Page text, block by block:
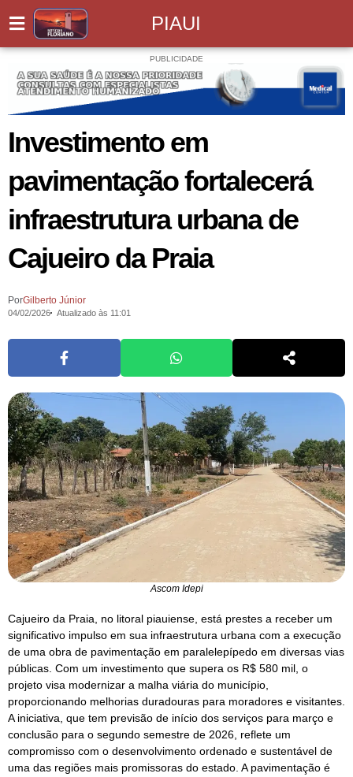
PIAUI
PUBLICIDADE
Investimento em
pavimentação fortalecerá
infraestrutura urbana de
Cajueiro da Praia
PorGilberto Júnior
04/02/2026 Atualizado às 11:01
Ascom Idepi
Cajueiro da Praia, no litoral piauiense, está prestes a receber um
significativo impulso em sua infraestrutura urbana com a execução
de uma obra de pavimentação em paralelepípedo em diversas vias
públicas. Com um investimento que supera os R$ 580 mil, o
projeto visa modernizar a malha viária do município,
proporcionando melhorias duradouras para moradores e visitantes.
A iniciativa, que tem previsão de início dos serviços para março e
conclusão para o segundo semestre de 2026, reflete um
compromisso com o desenvolvimento ordenado e sustentável de
uma das regiões mais promissoras do estado. A pavimentação é